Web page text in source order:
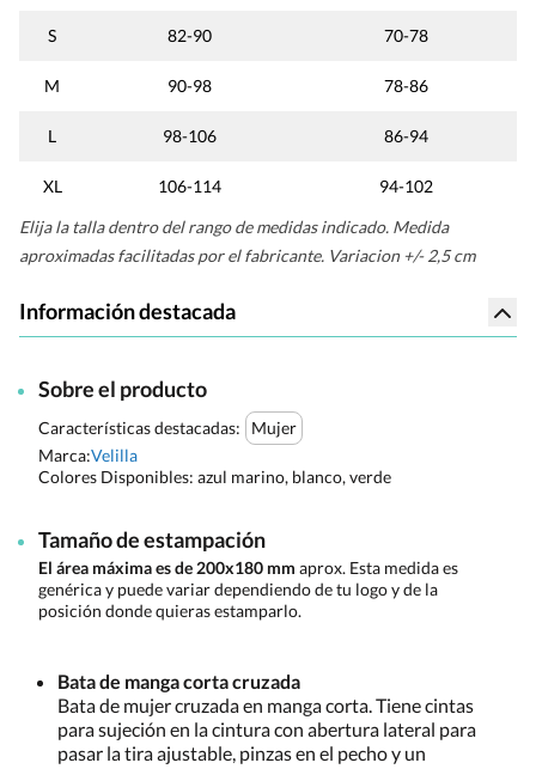
S 82-90 70-78
M 90-98 78-86
L 98-106 86-94
XL 106-114
94-102
Elija la talla dentro del rango de medidas indicado. Medida
aproximadas facilitadas por el fabricante. Variacion +/- 2,5 cm
Información destacada
Sobre el producto
Características destacadas:
Mujer
Marca:Velilla
Colores Disponibles: azul marino, blanco, verde
Tamaño de estampación
El área máxima es de 200x180 mm aprox. Esta medida es
genérica y puede variar dependiendo de tu logo y de la
posición donde quieras estamparlo.
Bata de manga corta cruzada
Bata de mujer cruzada en manga corta. Tiene cintas
para sujeción en la cintura con abertura lateral para
pasar la tira ajustable, pinzas en el pecho y un